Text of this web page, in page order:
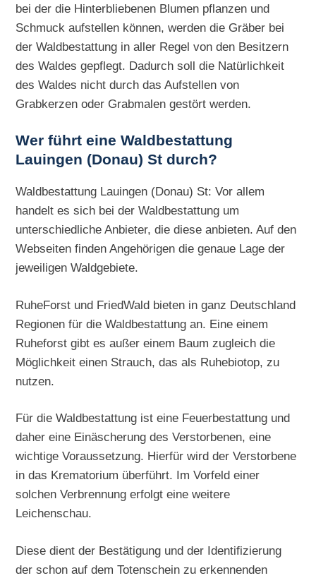
bei der die Hinterbliebenen Blumen pflanzen und
Schmuck aufstellen können, werden die Gräber bei
der Waldbestattung in aller Regel von den Besitzern
des Waldes gepflegt. Dadurch soll die Natürlichkeit
des Waldes nicht durch das Aufstellen von
Grabkerzen oder Grabmalen gestört werden.
Wer führt eine Waldbestattung
Lauingen (Donau) St durch?
Waldbestattung Lauingen (Donau) St: Vor allem
handelt es sich bei der Waldbestattung um
unterschiedliche Anbieter, die diese anbieten. Auf den
Webseiten finden Angehörigen die genaue Lage der
jeweiligen Waldgebiete.
RuheForst und FriedWald bieten in ganz Deutschland
Regionen für die Waldbestattung an. Eine einem
Ruheforst gibt es außer einem Baum zugleich die
Möglichkeit einen Strauch, das als Ruhebiotop, zu
nutzen.
Für die Waldbestattung ist eine Feuerbestattung und
daher eine Einäscherung des Verstorbenen, eine
wichtige Voraussetzung. Hierfür wird der Verstorbene
in das Krematorium überführt. Im Vorfeld einer
solchen Verbrennung erfolgt eine weitere
Leichenschau.
Diese dient der Bestätigung und der Identifizierung
der schon auf dem Totenschein zu erkennenden